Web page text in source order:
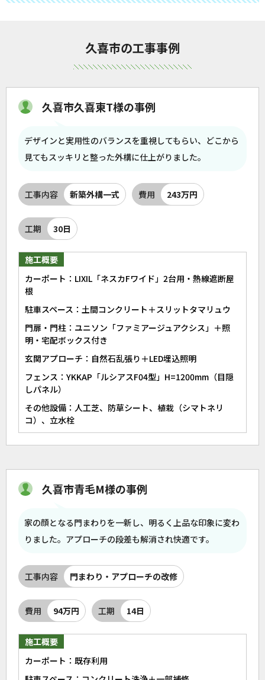
久喜市の工事事例
久喜市久喜東T様の事例
デザインと実用性のバランスを重視してもらい、どこから
見てもスッキリと整った外構に仕上がりました。
工事内容 新築外構一式 費用 243万円
工期 30日
施工概要
カーポート：LIXIL「ネスカFワイド」2台用・熱線遮断屋
根
駐車スペース：土間コンクリート＋スリットタマリュウ
門扉・門柱：ユニソン「ファミアージュアクシス」＋照
明・宅配ボックス付き
玄関アプローチ：自然石乱張り＋LED埋込照明
フェンス：YKKAP「ルシアスF04型」H=1200mm（目隠
しパネル）
その他設備：人工芝、防草シート、植栽（シマトネリ
コ）、立水栓
久喜市青毛M様の事例
家の顔となる門まわりを一新し、明るく上品な印象に変わ
りました。アプローチの段差も解消され快適です。
工事内容 門まわり・アプローチの改修
費用 94万円 工期 14日
施工概要
カーポート：既存利用